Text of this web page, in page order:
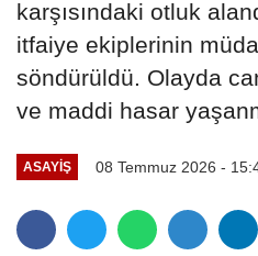
karşısındaki otluk
itfaiye ekiplerinin
söndürüldü. Olayda
ve maddi hasar
ASAYIŞ 08 Temmuz 2026 -